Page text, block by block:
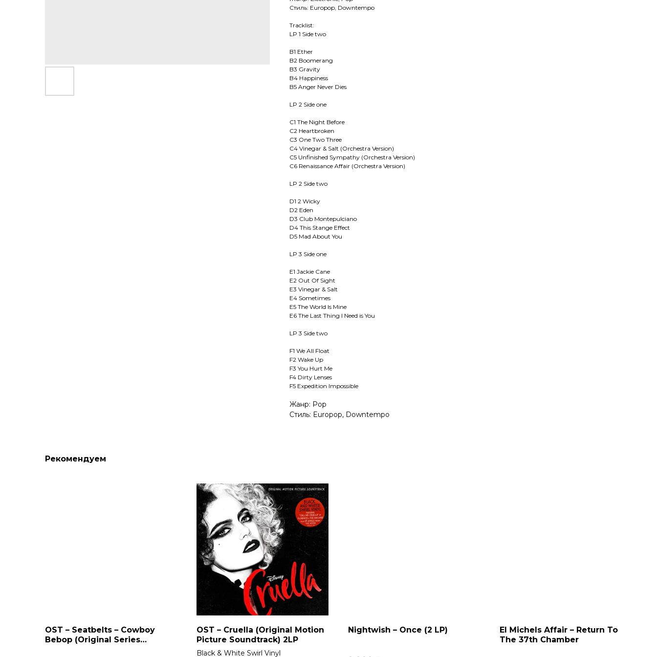
Стиль: Europop, Downtempo
Tracklist:
LP 1 Side two
B1 Ether
B2 Boomerang
B3 Gravity
B4 Happiness
B5 Anger Never Dies
LP 2 Side one
C1 The Night Before
C2 Heartbroken
C3 One Two Three
C4 Vinegar & Salt (Orchestra Version)
C5 Unfinished Sympathy (Orchestra Version)
C6 Renaissance Affair (Orchestra Version)
LP 2 Side two
D1 2 Wicky
D2 Eden
D3 Club Montepulciano
D4 This Stange Effect
D5 Mad About You
LP 3 Side one
E1 Jackie Cane
E2 Out Of Sight
E3 Vinegar & Salt
E4 Sometimes
E5 The World Is Mine
E6 The Last Thing I Need is You
LP 3 Side two
F1 We All Float
F2 Wake Up
F3 You Hurt Me
F4 Dirty Lenses
F5 Expedition Impossible
Жанр: Pop
Стиль: Europop, Downtempo
Рекомендуем
OST – Seatbelts – Cowboy
Bebop (Original Series
OST – Cruella (Original Motion
Picture Soundtrack) 2LP
Black & White Swirl Vinyl
Nightwish – Once (2 LP)
El Michels Affair – Return To
The 37th Chamber